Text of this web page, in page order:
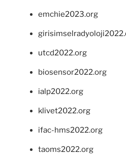
emchie2023.org
utcd2022.org
biosensor2022.org
ialp2022.org
klivet2022.org
ifac-hms2022.org
taoms2022.org